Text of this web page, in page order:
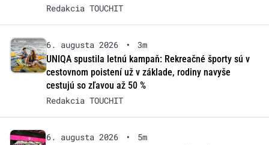
Redakcia TOUCHIT
6. augusta 2026 •
3m
UNIQA spustila letnú kampaň: Rekreačné športy sú v
cestovnom poistení už v základe, rodiny navyše
cestujú so zľavou až 50 %
Redakcia TOUCHIT
6. augusta 2026 •
5m